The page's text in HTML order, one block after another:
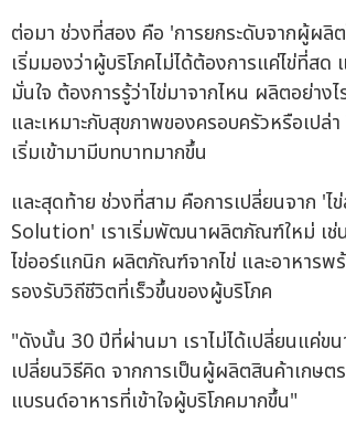
ต่อมา ช่วงที่สอง คือ 'การยกระดับจากผู้ผลิ
เริ่มมองว่าผู้บริโภคไม่ได้ต้องการแค่ไข่ที่สด
มั่นใจ ต้องการรู้ว่าไข่มาจากไหน ผลิตอย่าง
และเหมาะกับสุขภาพของครอบครัวหรือเปล่
เริ่มเข้ามามีบทบาทมากขึ้น
และสุดท้าย ช่วงที่สาม คือการเปลี่ยนจาก 'ไ
Solution' เราเริ่มพัฒนาผลิตภัณฑ์ใหม่ เช่
ไข่ออร์แกนิก ผลิตภัณฑ์จากไข่ และอาหารพ
รองรับวิถีชีวิตที่เร็วขึ้นของผู้บริโภค
"ดังนั้น 30 ปีที่ผ่านมา เราไม่ได้เปลี่ยนแค่ข
เปลี่ยนวิธีคิด จากการเป็นผู้ผลิตสินค้าเกษต
แบรนด์อาหารที่เข้าใจผู้บริโภคมากขึ้น"